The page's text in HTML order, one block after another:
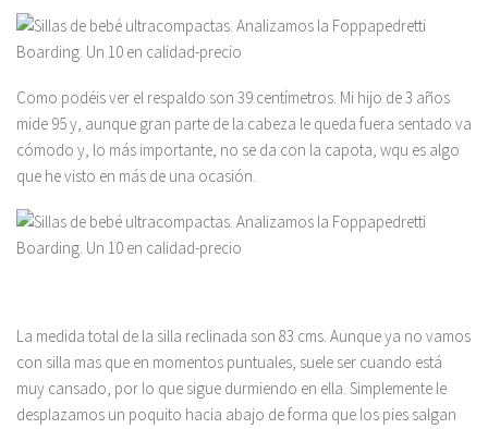
Como podéis ver el respaldo son 39 centímetros. Mi hijo de 3 años
mide 95 y, aunque gran parte de la cabeza le queda fuera sentado va
cómodo y, lo más importante, no se da con la capota, wqu es algo
que he visto en más de una ocasión.
La medida total de la silla reclinada son 83 cms. Aunque ya no vamos
con silla mas que en momentos puntuales, suele ser cuando está
muy cansado, por lo que sigue durmiendo en ella. Simplemente le
desplazamos un poquito hacia abajo de forma que los pies salgan